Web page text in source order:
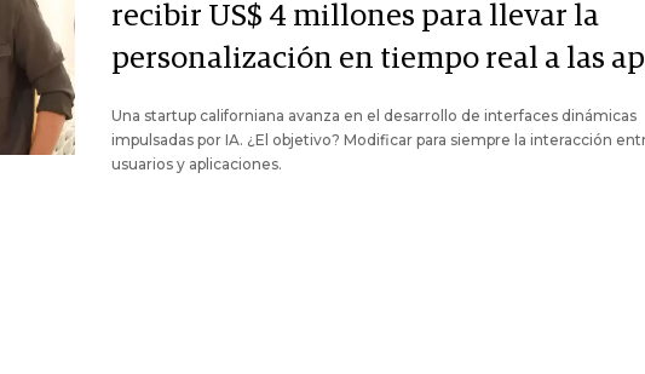
recibir US$ 4 millones para llevar la
personalización en tiempo real a las
Una startup californiana avanza en el desarrollo de interfaces dinámicas
impulsadas por IA. ¿El objetivo? Modificar para siempre la interacción
usuarios y aplicaciones.